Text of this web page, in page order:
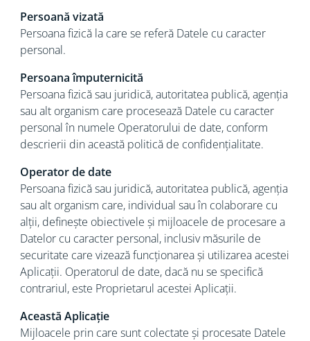
Persoană vizată
Persoana fizică la care se referă Datele cu caracter
personal.
Persoana împuternicită
Persoana fizică sau juridică, autoritatea publică, agenția
sau alt organism care procesează Datele cu caracter
personal în numele Operatorului de date, conform
descrierii din această politică de confidențialitate.
Operator de date
Persoana fizică sau juridică, autoritatea publică, agenția
sau alt organism care, individual sau în colaborare cu
alții, definește obiectivele și mijloacele de procesare a
Datelor cu caracter personal, inclusiv măsurile de
securitate care vizează funcționarea și utilizarea acestei
Aplicații. Operatorul de date, dacă nu se specifică
contrariul, este Proprietarul acestei Aplicații.
Această Aplicație
Mijloacele prin care sunt colectate și procesate Datele